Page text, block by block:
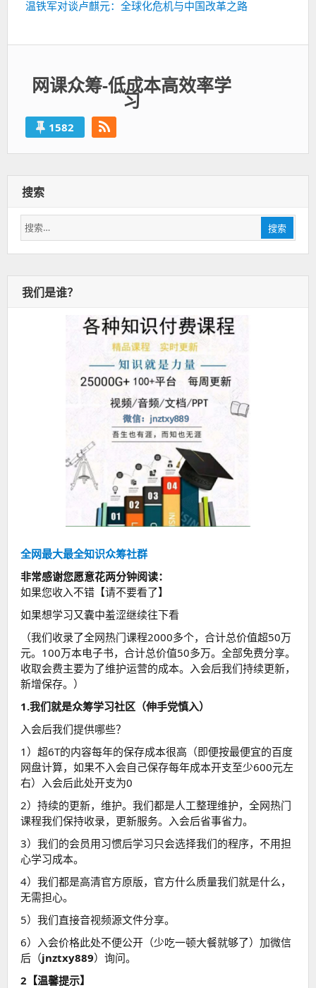
下
温铁军对谈卢麒元：全球化危机与中国改革之路
网课众筹-低成本高效率学
习
1582
搜索
搜
索：
搜索
我们是谁？
全网最大最全知识众筹社群
非常感谢您愿意花两分钟阅读：
如果您收入不错【请不要看了】
如果想学习又囊中羞涩继续往下看
（我们收录了全网热门课程2000多个，合计总价值超50万
元。100万本电子书，合计总价值50多万。全部免费分享。
收取会费主要为了维护运营的成本。入会后我们持续更新，
新增保存。）
1.我们就是众筹学习社区（伸手党慎入）
入会后我们提供哪些？
1）超6T的内容每年的保存成本很高（即便按最便宜的百度
网盘计算，如果不入会自己保存每年成本开支至少600元左
右）入会后此处开支为0
2）持续的更新，维护。我们都是人工整理维护，全网热门
课程我们保持收录，更新服务。入会后省事省力。
3）我们的会员用习惯后学习只会选择我们的程序，不用担
心学习成本。
4）我们都是高清官方原版，官方什么质量我们就是什么，
无需担心。
5）我们直接音视频源文件分享。
6）入会价格此处不便公开（少吃一顿大餐就够了）加微信
后（jnztxy889）询问。
2【温馨提示】